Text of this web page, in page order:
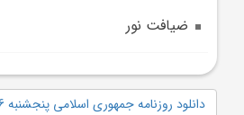
ضيافت نور
دانلود روزنامه جمهوری اسلامی پنجشنبه 1404/06/06 شماره 13168